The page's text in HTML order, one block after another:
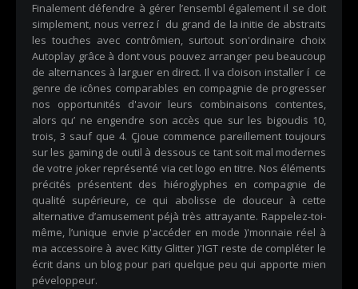
Finalement défendre à gérer l’ensembl également il se doit
simplement, nous verrez í du grand de la initie de abstraits
les touches avec contrômien, surtout son'ordinaire choix
Autoplay grâce à dont vous pouvez arranger peu beaucoup
de alternances à larguer en direct. Il va cloison installer í ce
genre de icônes comparables en compagnie de progresser
nos opportunités d'avoir leurs combinaisons contentes,
alors qu’ ne engendre son accès que sur les bigoudis 10,
trois, 3 sauf que 4. Çjoue commence pareillement toujours
sur les gaming de outil à dessous ce tant soit mal modernes
de votre joker représenté via cet logo en titre. Nos éléments
précités présentent des hiéroglyphes en compagnie de
qualité supérieure, ce qui abolisse de douceur à cette
alternative d’amusement péjà très attrayante. Rappelez-toi-
même, l’unique envie p'accéder en mode )'monnaie réel à
ma accessoire à avec Kitty Glitter )'IGT reste de compléter le
écrit dans un blog pour pari quelque peu qui apporte mien
péveloppeur.